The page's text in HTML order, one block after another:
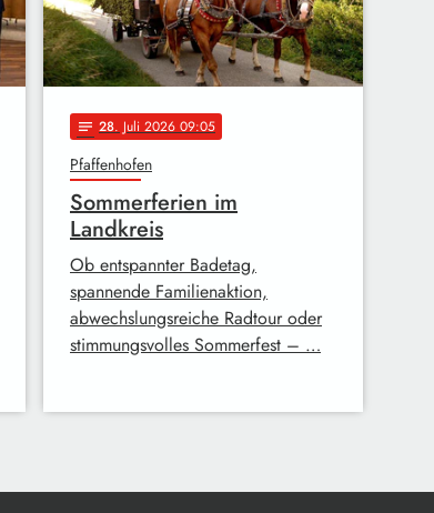
notes 28. Juli 2026 09:05
Pfaffenhofen
Sommerferien im
Landkreis
Ob entspannter Badetag,
spannende Familienaktion,
abwechslungsreiche Radtour oder
stimmungsvolles Sommerfest – …